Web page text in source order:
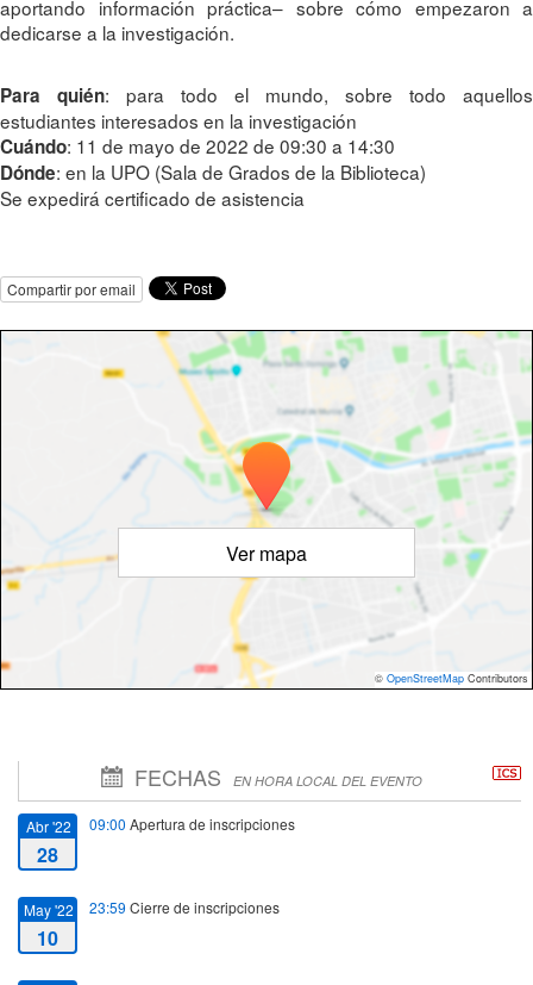
aportando información práctica– sobre cómo empezaron a
dedicarse a la investigación.
Para quién: para todo el mundo, sobre todo aquellos
estudiantes interesados en la investigación
Cuándo: 11 de mayo de 2022 de 09:30 a 14:30
Dónde: en la UPO (Sala de Grados de la Biblioteca)
Se expedirá certificado de asistencia
Compartir por email
Ver mapa
© OpenStreetMap Contributors
FECHAS EN HORA LOCAL DEL EVENTO
Abr '22
28
09:00 Apertura de inscripciones
May '22
10
23:59 Cierre de inscripciones